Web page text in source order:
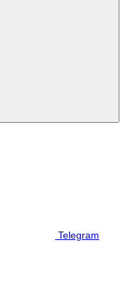
Telegram